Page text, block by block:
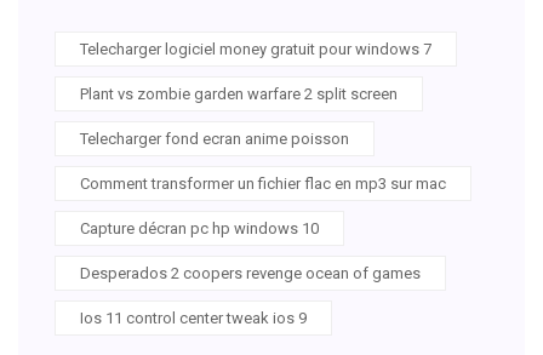
Telecharger logiciel money gratuit pour windows 7
Plant vs zombie garden warfare 2 split screen
Telecharger fond ecran anime poisson
Comment transformer un fichier flac en mp3 sur mac
Capture décran pc hp windows 10
Desperados 2 coopers revenge ocean of games
Ios 11 control center tweak ios 9